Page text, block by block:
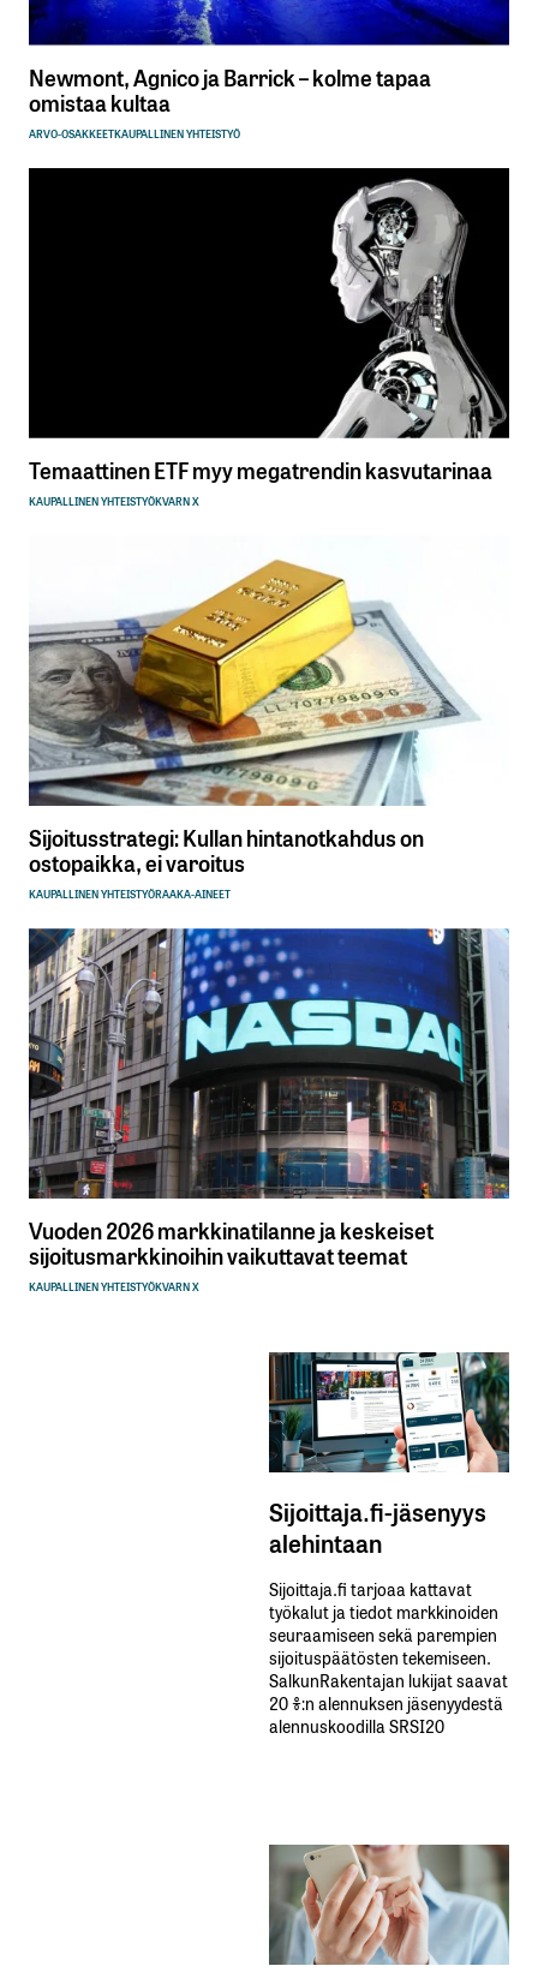
Newmont, Agnico ja Barrick – kolme tapaa
omistaa kultaa
ARVO-OSAKKEETKAUPALLINEN YHTEISTYÖ
Temaattinen ETF myy megatrendin kasvutarinaa
KAUPALLINEN YHTEISTYÖKVARN X
Sijoitusstrategi: Kullan hintanotkahdus on
ostopaikka, ei varoitus
KAUPALLINEN YHTEISTYÖRAAKA-AINEET
Vuoden 2026 markkinatilanne ja keskeiset
sijoitusmarkkinoihin vaikuttavat teemat
KAUPALLINEN YHTEISTYÖKVARN X
Sijoittaja.fi-jäsenyys
alehintaan
Sijoittaja.fi tarjoaa kattavat
työkalut ja tiedot markkinoiden
seuraamiseen sekä parempien
sijoituspäätösten tekemiseen.
SalkunRakentajan lukijat saavat
20 %:n alennuksen jäsenyydestä
alennuskoodilla SRSI20